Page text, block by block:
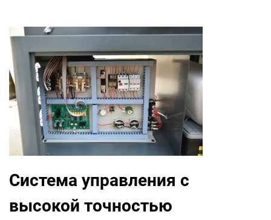
Система управления с
высокой точностью